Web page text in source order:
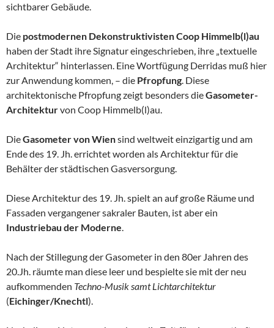
sichtbarer Gebäude.
Die postmodernen Dekonstruktivisten Coop Himmelb(l)au
haben der Stadt ihre Signatur eingeschrieben, ihre „textuelle
Architektur“ hinterlassen. Eine Wortfügung Derridas muß hier
zur Anwendung kommen, – die Pfropfung. Diese
architektonische Pfropfung zeigt besonders dieGasometer-
Architekturvon Coop Himmelb(l)au.
DieGasometer von Wiensind weltweit einzigartig und am
Ende des 19. Jh. errichtet worden als Architektur für die
Behälter der städtischen Gasversorgung.
Diese Architektur des 19. Jh. spielt an auf große Räume und
Fassaden vergangener sakraler Bauten, ist aber ein
Industriebau der Moderne.
Nach der Stillegung der Gasometer in den 80er Jahren des
20.Jh. räumte man diese leer und bespielte sie mit der neu
aufkommenden Techno-Musik samt Lichtarchitektur
(Eichinger/Knechtl).